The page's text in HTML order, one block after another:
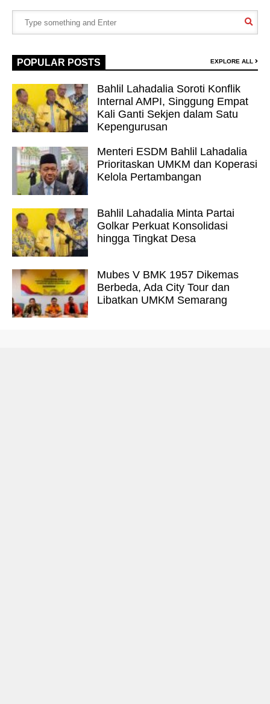
POPULAR POSTS EXPLORE ALL
Bahlil Lahadalia Soroti Konflik
Internal AMPI, Singgung Empat
Kali Ganti Sekjen dalam Satu
Kepengurusan
Menteri ESDM Bahlil Lahadalia
Prioritaskan UMKM dan Koperasi
Kelola Pertambangan
Bahlil Lahadalia Minta Partai
Golkar Perkuat Konsolidasi
hingga Tingkat Desa
Mubes V BMK 1957 Dikemas
Berbeda, Ada City Tour dan
Libatkan UMKM Semarang